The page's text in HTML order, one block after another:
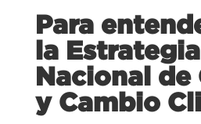
Para
la Estrategia
Nacional de
y Cambio